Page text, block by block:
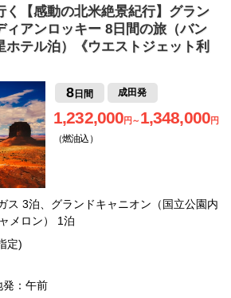
く【感動の北米絶景紀行】グラン
ィアンロッキー 8日間の旅（バン
ホテル泊）《ウエストジェット利
8日間 成田発
1,232,000円～ 1,348,000円
（燃油込）
ス 3泊、グランドキャニオン（国立公園内
メロン） 1泊
定)
発：午前